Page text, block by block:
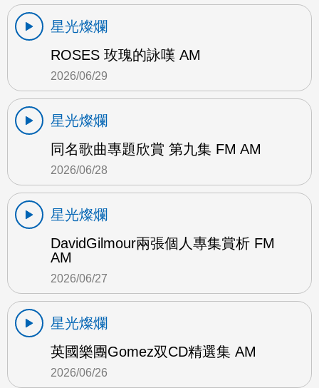
星光燦爛
ROSES 玫瑰的詠嘆 AM
2026/06/29
星光燦爛
同名歌曲專題欣賞 第九集 FM AM
2026/06/28
星光燦爛
DavidGilmour兩張個人專集賞析 FM
AM
2026/06/27
星光燦爛
英國樂團Gomez双CD精選集 AM
2026/06/26